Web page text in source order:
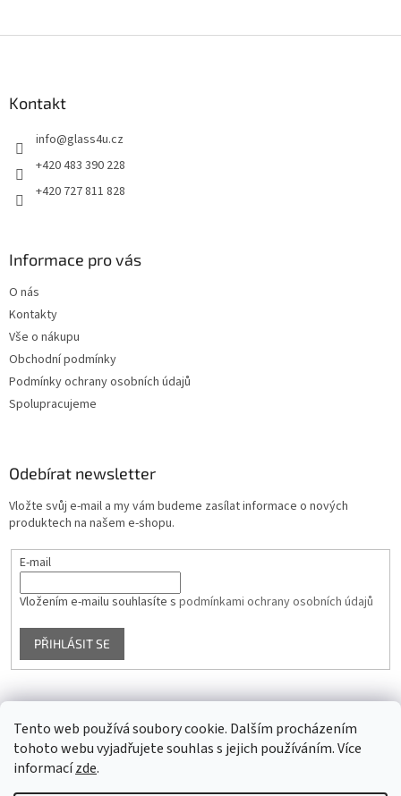
Tento web používá soubory cookie. Dalším procházením
tohoto webu vyjadřujete souhlas s jejich používáním. Více
informacízde.
Kontakt
info@glass4u.cz
+420 483 390 228
+420 727 811 828
Informace pro vás
O nás
Kontakty
Vše o nákupu
Obchodní podmínky
Podmínky ochrany osobních údajů
Spolupracujeme
Odebírat newsletter
Vložte svůj e-mail a my vám budeme zasílat informace o nových
produktech na našem e-shopu.
E-mail
Vložením e-mailu souhlasíte s podmínkami ochrany osobních údajů
PŘIHLÁSIT SE
Facebook